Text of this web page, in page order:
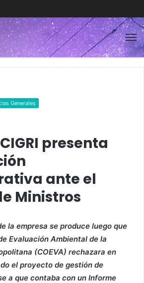
Generales
presenta
ante el
Ministros
la empresa se produce luego que
Evaluación Ambiental de la
(COEVA) rechazara en
el proyecto de gestión de
a que contaba con un Informe